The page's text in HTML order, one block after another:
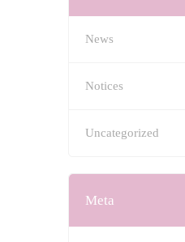
News
Notices
Uncategorized
Meta